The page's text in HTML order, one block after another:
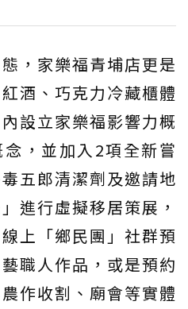
，家樂福青埔店更是
酒、巧克力冷藏櫃體
設立家樂福影響力概
，並加入2項全新嘗
五郎清潔劑及邀請地
進行虛擬移居策展，
上「鄉民團」社群預
職人作品，或是預約
作收割、廟會等實體